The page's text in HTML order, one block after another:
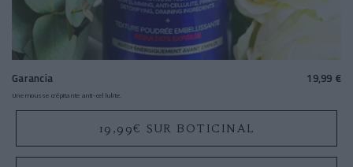
Garancia 19,99 €
Une mousse crépitante anti-cellulite.
19,99€ SUR BOTICINAL